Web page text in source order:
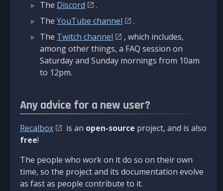
The Discord
.
The YouTube channel
.
The Twitch channel
, which includes,
among other things, a FAQ session on
Saturday and Sunday mornings from 10am
to 12pm.
Any advice for a new user?
Recalbox is an open-source project, and is also
free!
The people who work on it do so on their own
time, so the project and its documentation evolve
as fast as people contribute to it.